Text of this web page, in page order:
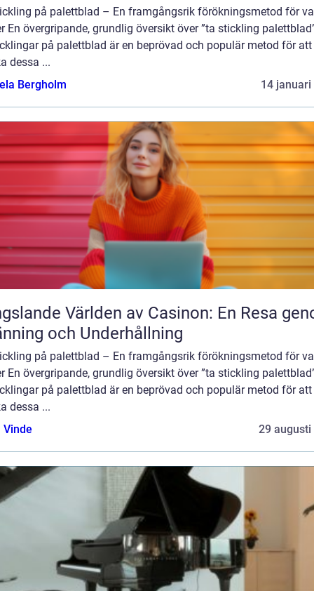
på palettblad – En framgångsrik förökningsmetod för
En övergripande, grundlig översikt över ”ta stickling
på palettblad är en beprövad och populär metod för att
dessa ...
Bergholm
14 januari
Världen av Casinon: En Resa
och Underhållning
på palettblad – En framgångsrik förökningsmetod för
En övergripande, grundlig översikt över ”ta stickling
på palettblad är en beprövad och populär metod för att
dessa ...
Vinde
29 augusti